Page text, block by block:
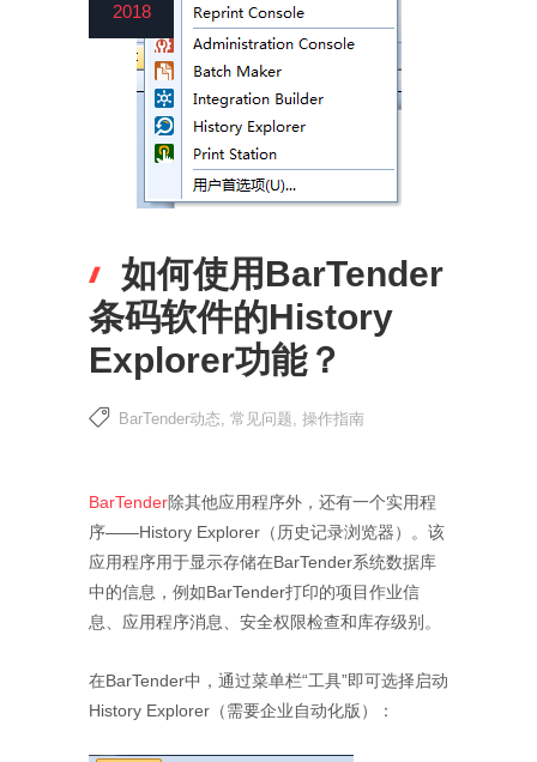
2018
如何使用BarTender
条码软件的History
Explorer功能？
BarTender动态, 常见问题, 操作指南
BarTender除其他应用程序外，还有一个实用程
序——History Explorer（历史记录浏览器）。该
应用程序用于显示存储在BarTender系统数据库
中的信息，例如BarTender打印的项目作业信
息、应用程序消息、安全权限检查和库存级别。
在BarTender中，通过菜单栏“工具”即可选择启动
History Explorer（需要企业自动化版）：